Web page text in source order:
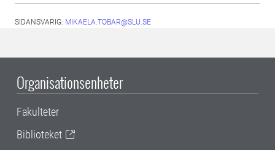
SIDANSVARIG: MIKAELA.TOBAR@SLU.SE
Organisationsenheter
Fakulteter
Biblioteket